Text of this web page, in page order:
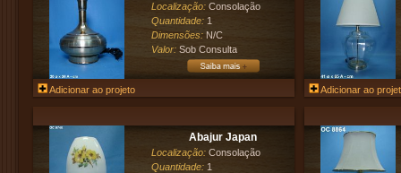
Localização: Consolação
Quantidade: 1
Dimensões: N/C
Valor: Sob Consulta
Adicionar ao projeto Adicionar ao
Abajur Japan
Localização: Consolação
Quantidade: 1